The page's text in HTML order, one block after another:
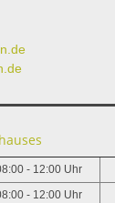
- 12:00 Uhr
- 12:00 Uhr